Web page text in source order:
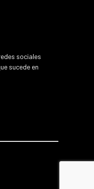
sociales
sucede en